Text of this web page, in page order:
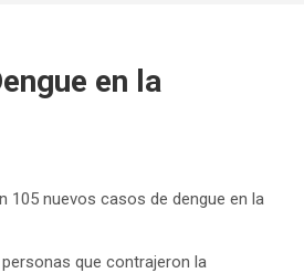
en la
105 nuevos casos de dengue en la
que contrajeron la